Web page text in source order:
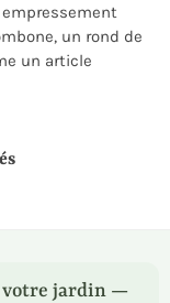
un rond de
un article
votre jardin —